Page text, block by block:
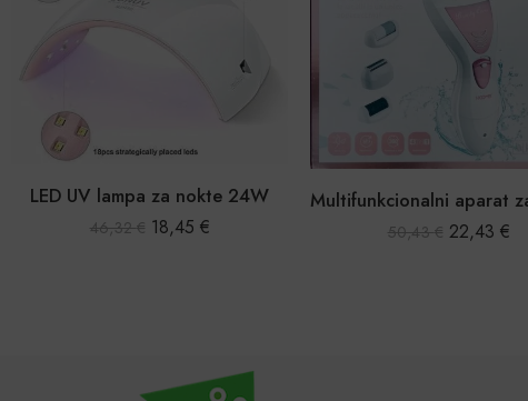
LED UV lampa za nokte 24W
46,32€ 18,45 € 50,43€ 22,43 €